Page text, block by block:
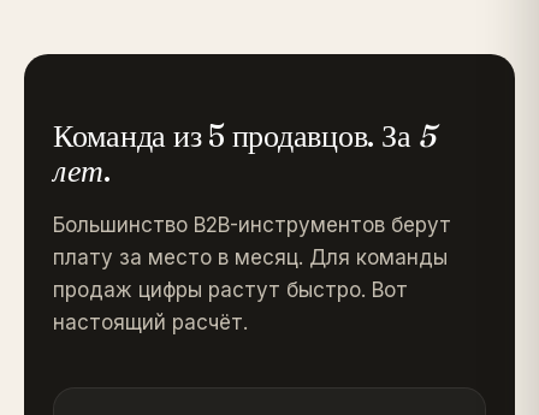
Команда из 5 продавцов. За 5
лет.
Большинство B2B-инструментов берут
плату за место в месяц. Для команды
продаж цифры растут быстро. Вот
настоящий расчёт.